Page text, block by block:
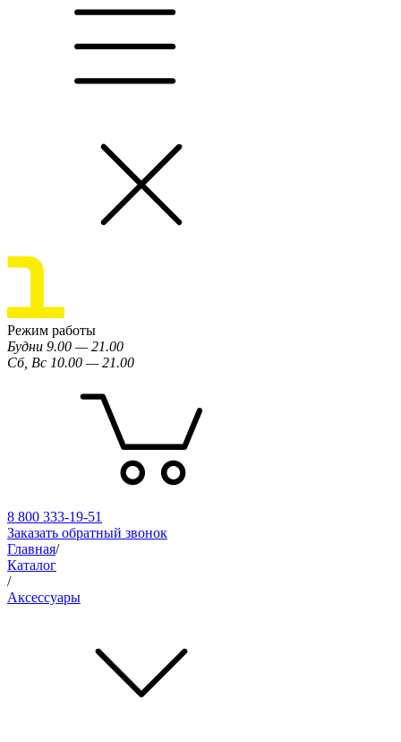
Режим работы
Будни 9.00 — 21.00
Сб, Вс 10.00 — 21.00
8 800 333-19-51
Заказать обратный звонок
Главная/
Каталог
/
Аксессуары